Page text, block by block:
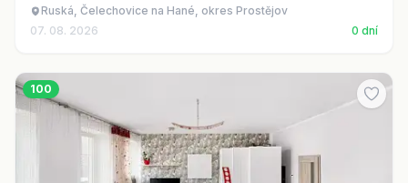
Ruská, Čelechovice na Hané, okres Prostějov
07. 08. 2026
0 dní
100